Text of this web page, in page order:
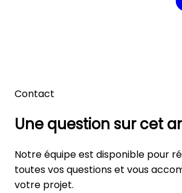
Contact
Une question sur cet
Notre équipe est disponible pour
toutes vos questions et vous
votre projet.